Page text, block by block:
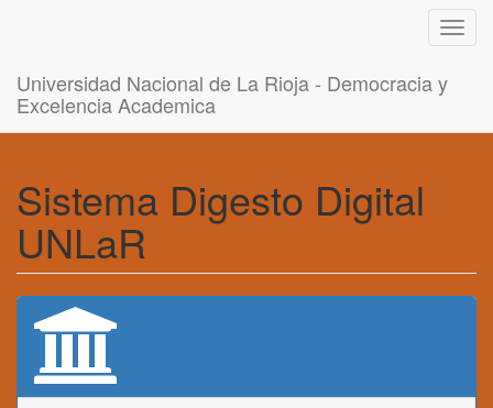
Universidad Nacional de La Rioja - Democracia y
Excelencia Academica
Sistema Digesto Digital
UNLaR